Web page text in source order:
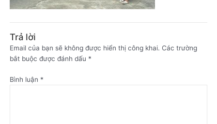
Trả lời
Email của bạn sẽ không được hiển thị công khai. Các trường
bắt buộc được đánh dấu *
Bình luận *